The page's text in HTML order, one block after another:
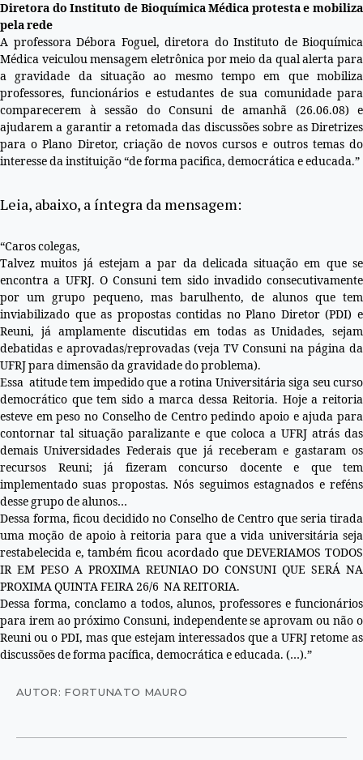
Diretora do Instituto de Bioquímica Médica protesta e mobiliza
pela rede
A professora Débora Foguel, diretora do Instituto de Bioquímica
Médica veiculou mensagem eletrônica por meio da qual alerta para
a gravidade da situação ao mesmo tempo em que mobiliza
professores, funcionários e estudantes de sua comunidade para
comparecerem à sessão do Consuni de amanhã (26.06.08) e
ajudarem a garantir a retomada das discussões sobre as Diretrizes
para o Plano Diretor, criação de novos cursos e outros temas do
interesse da instituição “de forma pacifica, democrática e educada.”
Leia, abaixo, a íntegra da mensagem:
“Caros colegas,
Talvez muitos já estejam a par da delicada situação em que se
encontra a UFRJ. O Consuni tem sido invadido consecutivamente
por um grupo pequeno, mas barulhento, de alunos que tem
inviabilizado que as propostas contidas no Plano Diretor (PDI) e
Reuni, já amplamente discutidas em todas as Unidades, sejam
debatidas e aprovadas/reprovadas (veja TV Consuni na página da
UFRJ para dimensão da gravidade do problema).
Essa atitude tem impedido que a rotina Universitária siga seu curso
democrático que tem sido a marca dessa Reitoria. Hoje a reitoria
esteve em peso no Conselho de Centro pedindo apoio e ajuda para
contornar tal situação paralizante e que coloca a UFRJ atrás das
demais Universidades Federais que já receberam e gastaram os
recursos Reuni; já fizeram concurso docente e que tem
implementado suas propostas. Nós seguimos estagnados e reféns
desse grupo de alunos…
Dessa forma, ficou decidido no Conselho de Centro que seria tirada
uma moção de apoio à reitoria para que a vida universitária seja
restabelecida e, também ficou acordado que DEVERIAMOS TODOS
IR EM PESO A PROXIMA REUNIAO DO CONSUNI QUE SERÁ NA
PROXIMA QUINTA FEIRA 26/6 NA REITORIA.
Dessa forma, conclamo a todos, alunos, professores e funcionários
para irem ao próximo Consuni, independente se aprovam ou não o
Reuni ou o PDI, mas que estejam interessados que a UFRJ retome as
discussões de forma pacífica, democrática e educada. (…).”
AUTOR: FORTUNATO MAURO